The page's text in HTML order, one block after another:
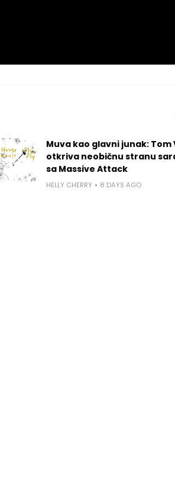
Muva kao glavni junak: Tom
otkriva neobičnu stranu
sa Massive Attack
HELLY CHERRY 8 DAYS AGO